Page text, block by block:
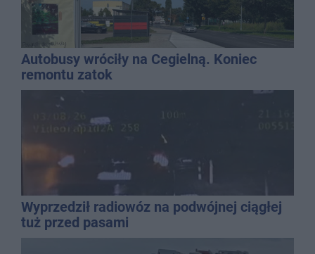
Autobusy wróciły na Cegielną. Koniec
remontu zatok
Wyprzedził radiowóz na podwójnej ciągłej
tuż przed pasami